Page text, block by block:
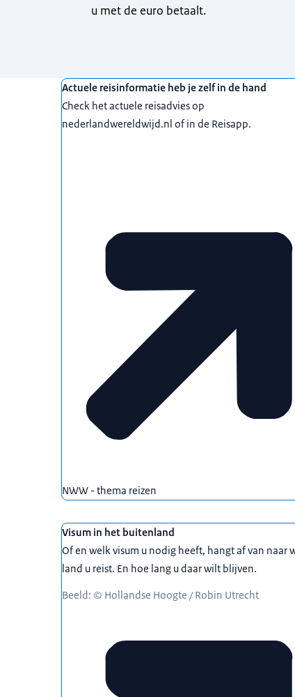
u met de euro betaalt.
Uitgelicht
Actuele reisinformatie heb je zelf in de hand
Check het actuele reisadvies op
nederlandwereldwijd.nl of in de Reisapp.
NWW - thema reizen
Visum in het buitenland
Of en welk visum u nodig heeft, hangt af van naar
land u reist. En hoe lang u daar wilt blijven.
Beeld: © Hollandse Hoogte / Robin Utrecht